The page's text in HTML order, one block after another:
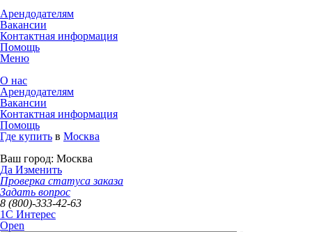
Арендодателям
Вакансии
Контактная информация
Помощь
Меню
О нас
Арендодателям
Вакансии
Контактная информация
Помощь
Где купить в Москва
Ваш город: Москва
Да Изменить
Проверка статуса заказа
Задать вопрос
8 (800)-333-42-63
1C Интерес
Open